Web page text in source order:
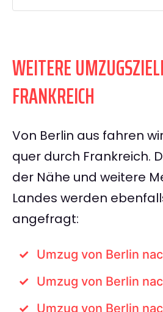
WEITERE
FRANKREICH
Von Berlin aus fahren
quer durch Frankreich.
der Nähe und weitere
Landes werden
angefragt:
Umzug von Berlin
Umzug von Berlin
Umzug von Berlin